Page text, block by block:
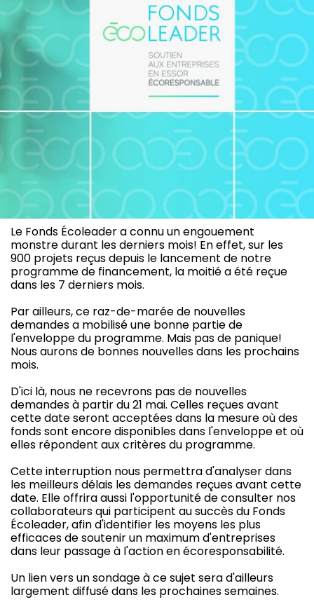
Le Fonds Écoleader a connu un engouement
monstre durant les derniers mois! En effet, sur les
900 projets reçus depuis le lancement de notre
programme de financement, la moitié a été reçue
dans les 7 derniers mois.
Par ailleurs, ce raz-de-marée de nouvelles
demandes a mobilisé une bonne partie de
l'enveloppe du programme. Mais pas de panique!
Nous aurons de bonnes nouvelles dans les prochains
mois.
D'ici là, nous ne recevrons pas de nouvelles
demandes à partir du 21 mai. Celles reçues avant
cette date seront acceptées dans la mesure où des
fonds sont encore disponibles dans l'enveloppe et où
elles répondent aux critères du programme.
Cette interruption nous permettra d'analyser dans
les meilleurs délais les demandes reçues avant cette
date. Elle offrira aussi l'opportunité de consulter nos
collaborateurs qui participent au succès du Fonds
Écoleader, afin d'identifier les moyens les plus
efficaces de soutenir un maximum d'entreprises
dans leur passage à l'action en écoresponsabilité.
Un lien vers un sondage à ce sujet sera d'ailleurs
largement diffusé dans les prochaines semaines.